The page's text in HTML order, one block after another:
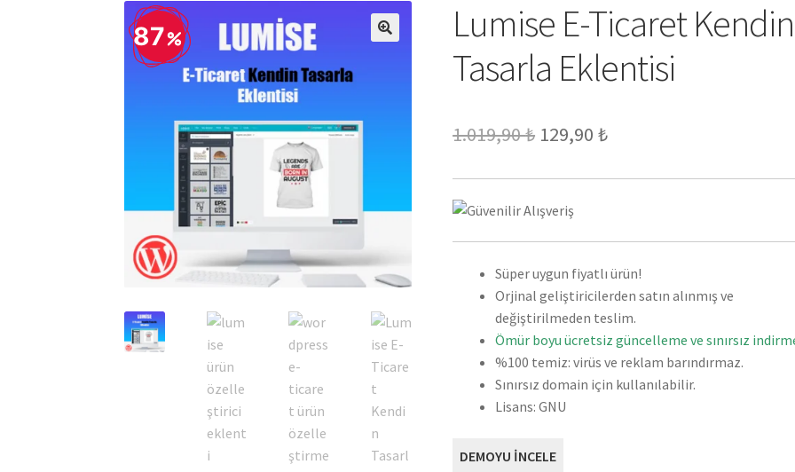
87
Lumise E-Ticaret Kendin
Tasarla Eklentisi
1.019,90₺ Orijinal
129,90₺Şu
Süper uygun fiyatlı ürün!
Orjinal geliştiricilerden satın alınmış ve
değiştirilmeden teslim.
Ömür boyu ücretsiz güncelleme ve sınırsız
%100 temiz: virüs ve reklam barındırmaz.
Sınırsız domain için kullanılabilir.
Lisans: GNU
DEMOYU İNCELE